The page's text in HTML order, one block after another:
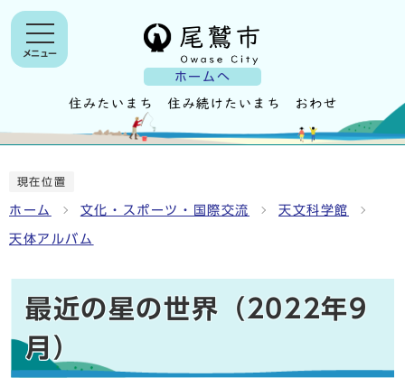
ホームへ
メニュー
現在位置
ホーム 文化・スポーツ・国際交流 天文科学館
天体アルバム
最近の星の世界（2022年9
月）